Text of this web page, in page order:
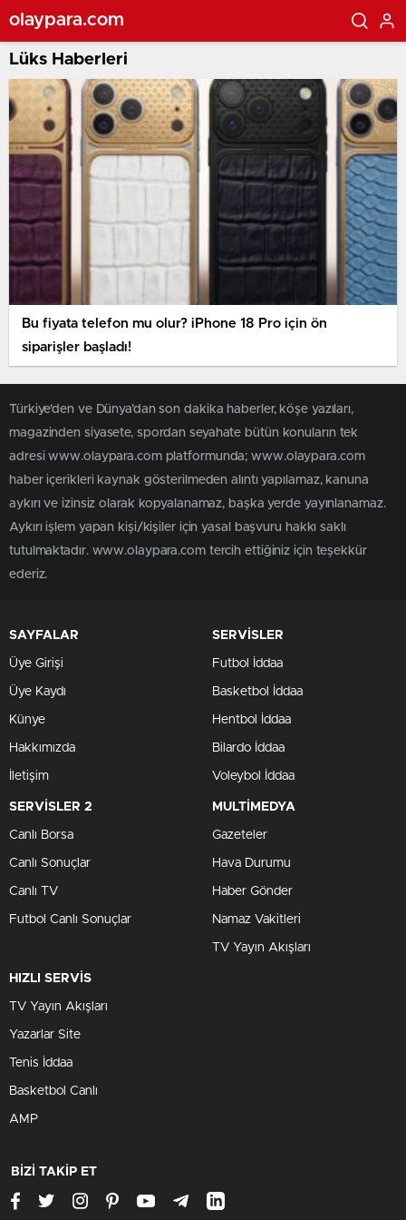
olaypara.com
Lüks Haberleri
Bu fiyata telefon mu olur? iPhone 18 Pro için ön
siparişler başladı!
Türkiye'den ve Dünya’dan son dakika haberler, köşe yazıları,
magazinden siyasete, spordan seyahate bütün konuların tek
adresi www.olaypara.com platformunda; www.olaypara.com
haber içerikleri kaynak gösterilmeden alıntı yapılamaz, kanuna
aykırı ve izinsiz olarak kopyalanamaz, başka yerde yayınlanamaz.
Aykırı işlem yapan kişi/kişiler için yasal başvuru hakkı saklı
tutulmaktadır. www.olaypara.com tercih ettiğiniz için teşekkür
ederiz.
SAYFALAR
Üye Girişi
Üye Kaydı
Künye
Hakkımızda
İletişim
SERVİSLER
Futbol İddaa
Basketbol İddaa
Hentbol İddaa
Bilardo İddaa
Voleybol İddaa
SERVİSLER 2
Canlı Borsa
Canlı Sonuçlar
Canlı TV
Futbol Canlı Sonuçlar
MULTİMEDYA
Gazeteler
Hava Durumu
Haber Gönder
Namaz Vakitleri
TV Yayın Akışları
HIZLI SERVİS
TV Yayın Akışları
Yazarlar Site
Tenis İddaa
Basketbol Canlı
AMP
BİZİ TAKİP ET